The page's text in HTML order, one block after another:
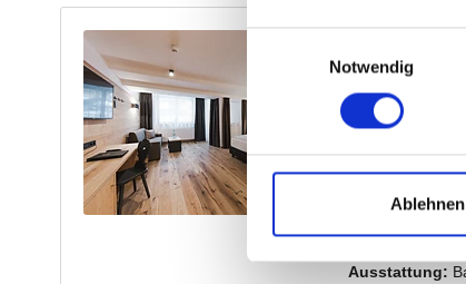
Notwendig
Ablehnen